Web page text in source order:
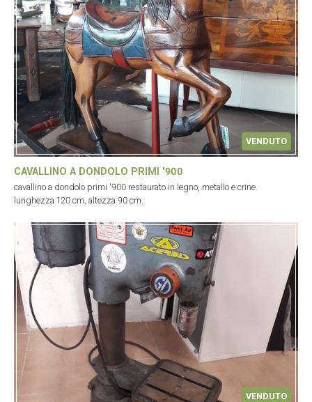
VENDUTO
CAVALLINO A DONDOLO PRIMI '900
cavallino a dondolo primi '900 restaurato in legno, metallo e crine.
lunghezza 120 cm, altezza 90 cm.
VENDUTO